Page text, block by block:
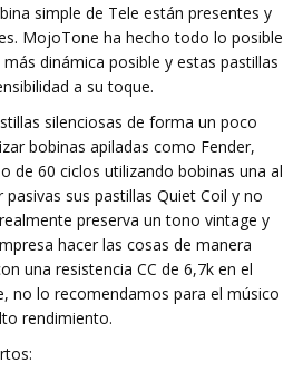
simple de Tele están presentes y
MojoTone ha hecho todo lo posible
dinámica posible y estas pastillas
a su toque.
silenciosas de forma un poco
bobinas apiladas como Fender,
de 60 ciclos utilizando bobinas una al
sus pastillas Quiet Coil y no
preserva un tono vintage y
hacer las cosas de manera
una resistencia CC de 6,7k en el
no lo recomendamos para el músico
rendimiento.